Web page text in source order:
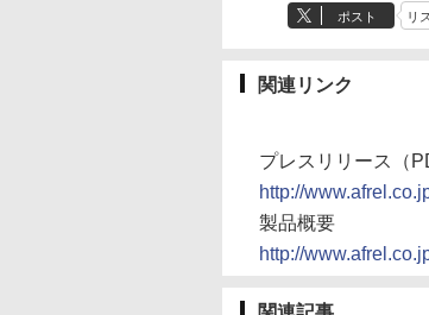
ポスト リ
関連リンク
プレスリリース（
http://
製品概要
http://